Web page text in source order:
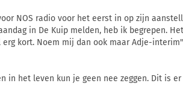
NOS radio voor het eerst in op zijn
in De Kuip melden, heb ik begrepen.
kort. Noem mij dan ook maar Adje-
in het leven kun je geen nee zeggen. Dit is er